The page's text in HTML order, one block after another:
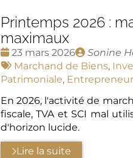
Printemps 2026 :
maximaux
Date
:
23 mars 2026
Publié
par
Sonine
Tags
:
Marchand de Biens,
Patrimoniale,
En 2026, l'activité de
fiscale, TVA et SCI mal
d'horizon lucide.
Lire la suite